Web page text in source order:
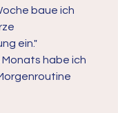
baue ich
ein."
Monats habe ich